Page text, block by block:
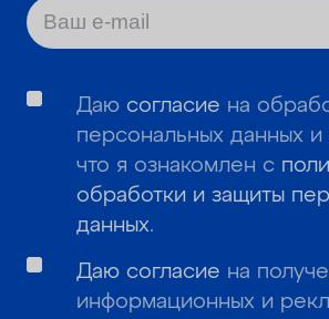
Даю согласие на
персональных данных
что я ознакомлен с
обработки и защиты
данных.
Даю согласие на
информационных и